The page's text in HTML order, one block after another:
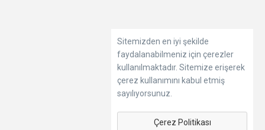
Sitemizden en iyi şekilde
faydalanabilmeniz için çerezler
kullanılmaktadır. Sitemize erişerek
çerez kullanımını kabul etmiş
sayılıyorsunuz.
Çerez Politikası